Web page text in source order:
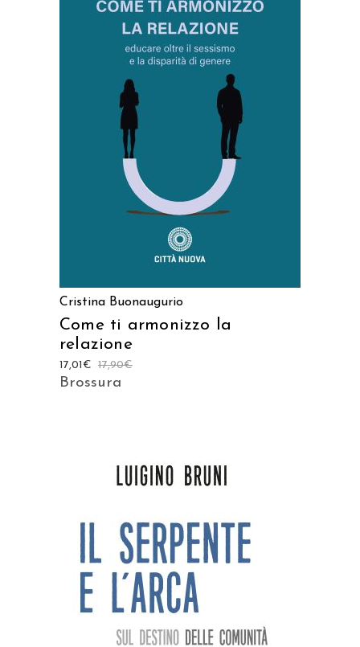
AGGIUNGI AL CARRELLO
Cristina Buonaugurio
Come ti armonizzo la
relazione
17,90€
17,01 €
Brossura
AGGIUNGI AL CARRELLO